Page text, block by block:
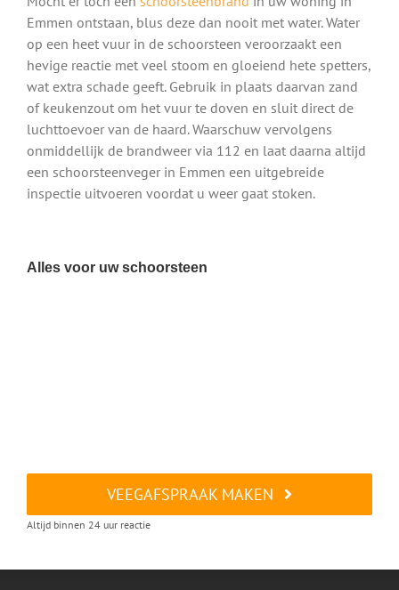
Emmen ontstaan, blus deze dan nooit met water. Water
op een heet vuur in de schoorsteen veroorzaakt een
hevige reactie met veel stoom en gloeiend hete spetters,
wat extra schade geeft. Gebruik in plaats daarvan zand
of keukenzout om het vuur te doven en sluit direct de
luchttoevoer van de haard. Waarschuw vervolgens
onmiddellijk de brandweer via 112 en laat daarna altijd
een schoorsteenveger in Emmen een uitgebreide
inspectie uitvoeren voordat u weer gaat stoken.
Alles voor uw schoorsteen
VEEGAFSPRAAK MAKEN
Altijd binnen 24 uur reactie